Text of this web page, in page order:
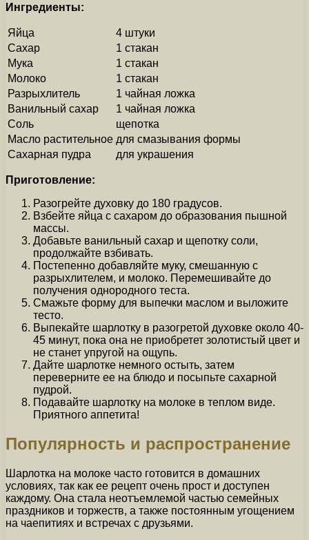
Ингредиенты:
Яйца
4 штуки
Сахар
1 стакан
Мука
1 стакан
Молоко
1 стакан
Разрыхлитель
1 чайная ложка
Ванильный сахар
1 чайная ложка
Соль
щепотка
Масло растительное для смазывания формы
Сахарная пудра
для украшения
Приготовление:
Разогрейте духовку до 180 градусов.
Взбейте яйца с сахаром до образования пышной
массы.
Добавьте ванильный сахар и щепотку соли,
продолжайте взбивать.
Постепенно добавляйте муку, смешанную с
разрыхлителем, и молоко. Перемешивайте до
получения однородного теста.
Смажьте форму для выпечки маслом и выложите
тесто.
Выпекайте шарлотку в разогретой духовке около 40-
45 минут, пока она не приобретет золотистый цвет и
не станет упругой на ощупь.
Дайте шарлотке немного остыть, затем
переверните ее на блюдо и посыпьте сахарной
пудрой.
Подавайте шарлотку на молоке в теплом виде.
Приятного аппетита!
Популярность и распространение
Шарлотка на молоке часто готовится в домашних
условиях, так как ее рецепт очень прост и доступен
каждому. Она стала неотъемлемой частью семейных
праздников и торжеств, а также постоянным угощением
на чаепитиях и встречах с друзьями.